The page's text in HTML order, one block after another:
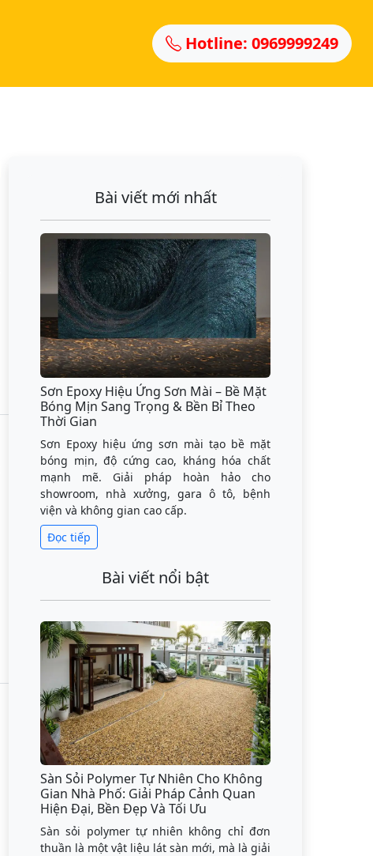
Hotline: 0969999249
Bài viết mới nhất
Sơn Epoxy Hiệu Ứng Sơn Mài – Bề Mặt
Bóng Mịn Sang Trọng & Bền Bỉ Theo
Thời Gian
Sơn Epoxy hiệu ứng sơn mài tạo bề mặt
bóng mịn, độ cứng cao, kháng hóa chất
mạnh mẽ. Giải pháp hoàn hảo cho
showroom, nhà xưởng, gara ô tô, bệnh
viện và không gian cao cấp.
Đọc tiếp
Bài viết nổi bật
Sàn Sỏi Polymer Tự Nhiên Cho Không
Gian Nhà Phố: Giải Pháp Cảnh Quan
Hiện Đại, Bền Đẹp Và Tối Ưu
Sàn sỏi polymer tự nhiên không chỉ đơn
thuần là một vật liệu lát sàn mới, mà là giải